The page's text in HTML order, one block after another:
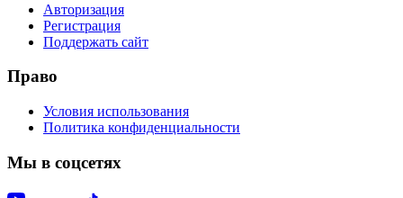
Авторизация
Регистрация
Поддержать сайт
Право
Условия использования
Политика конфиденциальности
Мы в соцсетях